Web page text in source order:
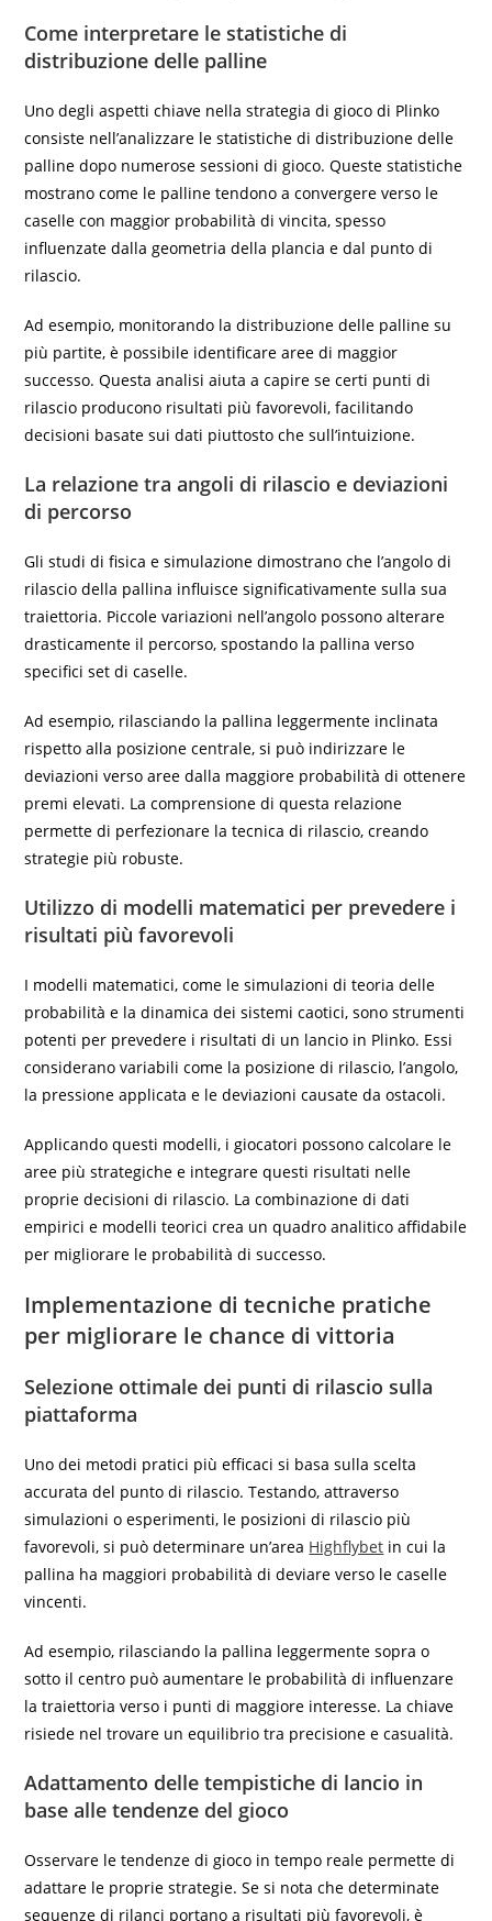
Come interpretare le statistiche di
distribuzione delle palline
Uno degli aspetti chiave nella strategia di gioco di Plinko
consiste nell’analizzare le statistiche di distribuzione delle
palline dopo numerose sessioni di gioco. Queste statistiche
mostrano come le palline tendono a convergere verso le
caselle con maggior probabilità di vincita, spesso
influenzate dalla geometria della plancia e dal punto di
rilascio.
Ad esempio, monitorando la distribuzione delle palline su
più partite, è possibile identificare aree di maggior
successo. Questa analisi aiuta a capire se certi punti di
rilascio producono risultati più favorevoli, facilitando
decisioni basate sui dati piuttosto che sull’intuizione.
La relazione tra angoli di rilascio e deviazioni
di percorso
Gli studi di fisica e simulazione dimostrano che l’angolo di
rilascio della pallina influisce significativamente sulla sua
traiettoria. Piccole variazioni nell’angolo possono alterare
drasticamente il percorso, spostando la pallina verso
specifici set di caselle.
Ad esempio, rilasciando la pallina leggermente inclinata
rispetto alla posizione centrale, si può indirizzare le
deviazioni verso aree dalla maggiore probabilità di ottenere
premi elevati. La comprensione di questa relazione
permette di perfezionare la tecnica di rilascio, creando
strategie più robuste.
Utilizzo di modelli matematici per prevedere i
risultati più favorevoli
I modelli matematici, come le simulazioni di teoria delle
probabilità e la dinamica dei sistemi caotici, sono strumenti
potenti per prevedere i risultati di un lancio in Plinko. Essi
considerano variabili come la posizione di rilascio, l’angolo,
la pressione applicata e le deviazioni causate da ostacoli.
Applicando questi modelli, i giocatori possono calcolare le
aree più strategiche e integrare questi risultati nelle
proprie decisioni di rilascio. La combinazione di dati
empirici e modelli teorici crea un quadro analitico affidabile
per migliorare le probabilità di successo.
Implementazione di tecniche pratiche
per migliorare le chance di vittoria
Selezione ottimale dei punti di rilascio sulla
piattaforma
Uno dei metodi pratici più efficaci si basa sulla scelta
accurata del punto di rilascio. Testando, attraverso
simulazioni o esperimenti, le posizioni di rilascio più
favorevoli, si può determinare un’area Highflybet in cui la
pallina ha maggiori probabilità di deviare verso le caselle
vincenti.
Ad esempio, rilasciando la pallina leggermente sopra o
sotto il centro può aumentare le probabilità di influenzare
la traiettoria verso i punti di maggiore interesse. La chiave
risiede nel trovare un equilibrio tra precisione e casualità.
Adattamento delle tempistiche di lancio in
base alle tendenze del gioco
Osservare le tendenze di gioco in tempo reale permette di
adattare le proprie strategie. Se si nota che determinate
sequenze di rilanci portano a risultati più favorevoli, è